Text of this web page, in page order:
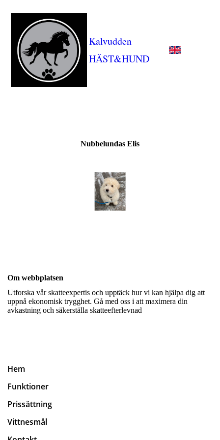
Kalvudden
HÄST&HUND
Nubbelundas Elis
Om webbplatsen
Utforska vår skatteexpertis och upptäck hur vi kan hjälpa dig att
uppnå ekonomisk trygghet. Gå med oss i att maximera din
avkastning och säkerställa skatteefterlevnad
Hem
Funktioner
Prissättning
Vittnesmål